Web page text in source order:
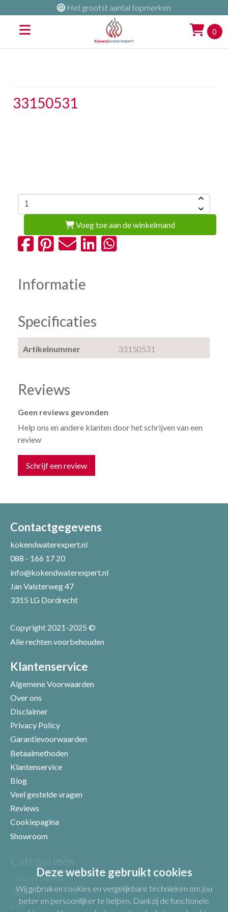
Het grootst aantal topmerken
0
33150531
Voeg toe aan de winkelmand
Informatie
Specificaties
Artikelnummer 33150531
Reviews
Geen reviews gevonden
Help ons en andere klanten door het schrijven van een
review
Schrijf een review
Uw naam *
Uw recensie *
Uw beoordeling
Contactgegevens
kokendwaterexpert.nl
088 - 166 17 20
info@kokendwaterexpert.nl
Jan Valsterweg 47
3315 LG Dordrecht
Copyright 2021-2025 ©
Alle rechten voorbehouden
Klantenservice
Algemene Voorwaarden
Over ons
Disclaimer
Privacy Policy
Garantievoorwaarden
Betaalmethoden
Klantenservice
Blog
Veel gestelde vragen
Reviews
Cookiepagina
Showroom
Close in boilers
Quooker
Ace
Deze website gebruikt cookies
Wij gebruiken cookies en vergelijkbare technieken om jou
beter en persoonlijker te helpen. Dankzij de functionele